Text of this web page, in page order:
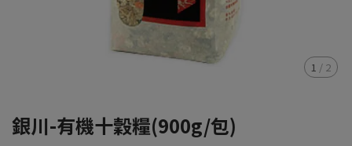
1 / 2
銀川-有機十穀糧(900g/包)